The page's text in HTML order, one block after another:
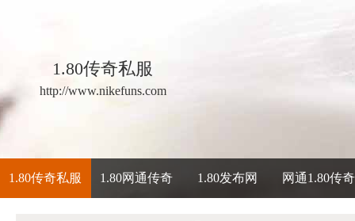
1.80传奇私服
http://www.nikefuns.com
1.80传奇私服 1.80网通传奇 1.80发布网 网通1.80传奇